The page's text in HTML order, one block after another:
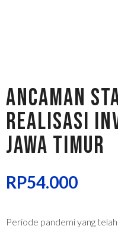
ANCAMAN
REALISASI
JAWA TIMUR
RP54.000
Periode pandemi yang